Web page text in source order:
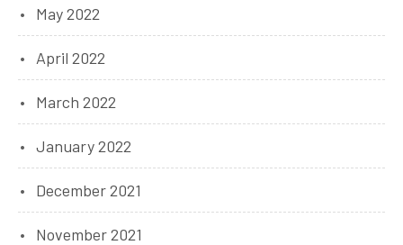
May 2022
April 2022
March 2022
January 2022
December 2021
November 2021